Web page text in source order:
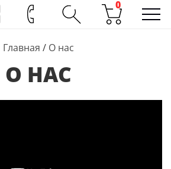
0
Главная / О нас
О НАС